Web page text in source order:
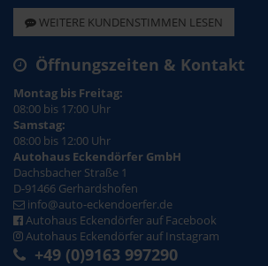
WEITERE KUNDENSTIMMEN LESEN
Öffnungszeiten & Kontakt
Montag bis Freitag:
08:00 bis 17:00 Uhr
Samstag:
08:00 bis 12:00 Uhr
Autohaus Eckendörfer GmbH
Dachsbacher Straße 1
D-91466 Gerhardshofen
info@auto-eckendoerfer.de
Autohaus Eckendörfer auf Facebook
Autohaus Eckendörfer auf Instagram
+49 (0)9163 997290